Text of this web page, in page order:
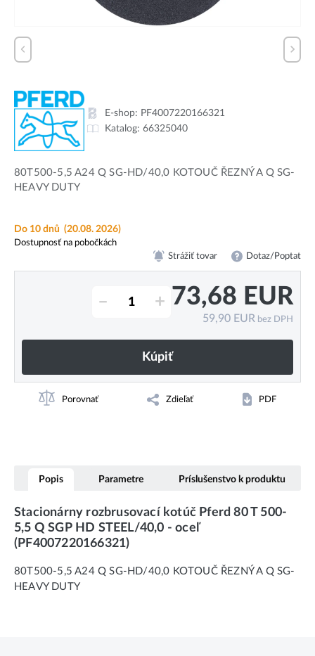
E-shop: PF4007220166321
Katalog: 66325040
80T500-5,5 A24 Q SG-HD/40,0 KOTOUČ ŘEZNÝ A Q SG-
HEAVY DUTY
Do 10 dnů (20.08. 2026)
Dostupnosť na pobočkách
Strážiť tovar Dotaz/Poptat
– + 73,68 EUR
59,90 EUR bez DPH
Kúpiť
Porovnať Zdieľať PDF
Popis Parametre Príslušenstvo k produktu
Stacionárny rozbrusovací kotúč Pferd 80 T 500-
5,5 Q SGP HD STEEL/40,0 - oceľ
(PF4007220166321)
80T500-5,5 A24 Q SG-HD/40,0 KOTOUČ ŘEZNÝ A Q SG-
HEAVY DUTY